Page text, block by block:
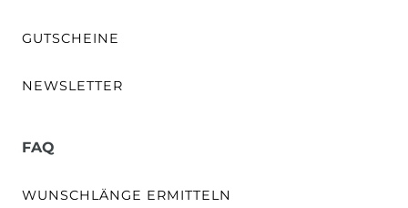
GUTSCHEINE
NEWSLETTER
FAQ
WUNSCHLÄNGE ERMITTELN